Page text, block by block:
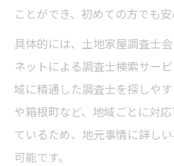
ことができ、初めての方でも安
具体的には、土地家屋調査士
ネットによる調査士検索サー
域に精通した調査士を探しや
や箱根町など、地域ごとに対
ているため、地元事情に詳し
可能です。